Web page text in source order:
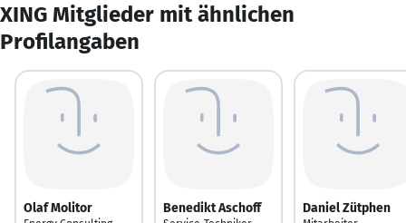
XING Mitglieder mit ähnlichen
Profilangaben
Olaf Molitor Benedikt Aschoff Daniel Zütphen